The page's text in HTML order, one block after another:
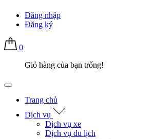
Đăng nhập
Đăng ký
0
Giỏ hàng của bạn trống!
Trang chủ
Dịch vụ
Dịch vụ xe
Dịch vụ du lịch